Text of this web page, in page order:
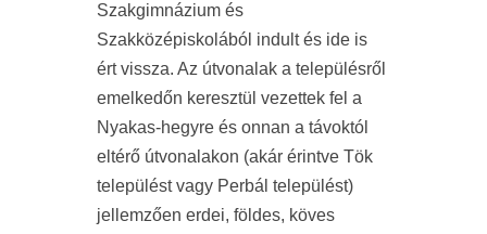
Szakgimnázium és
Szakközépiskolából indult és ide is
ért vissza. Az útvonalak a településről
emelkedőn keresztül vezettek fel a
Nyakas-hegyre és onnan a távoktól
eltérő útvonalakon (akár érintve Tök
települést vagy Perbál települést)
jellemzően erdei, földes, köves